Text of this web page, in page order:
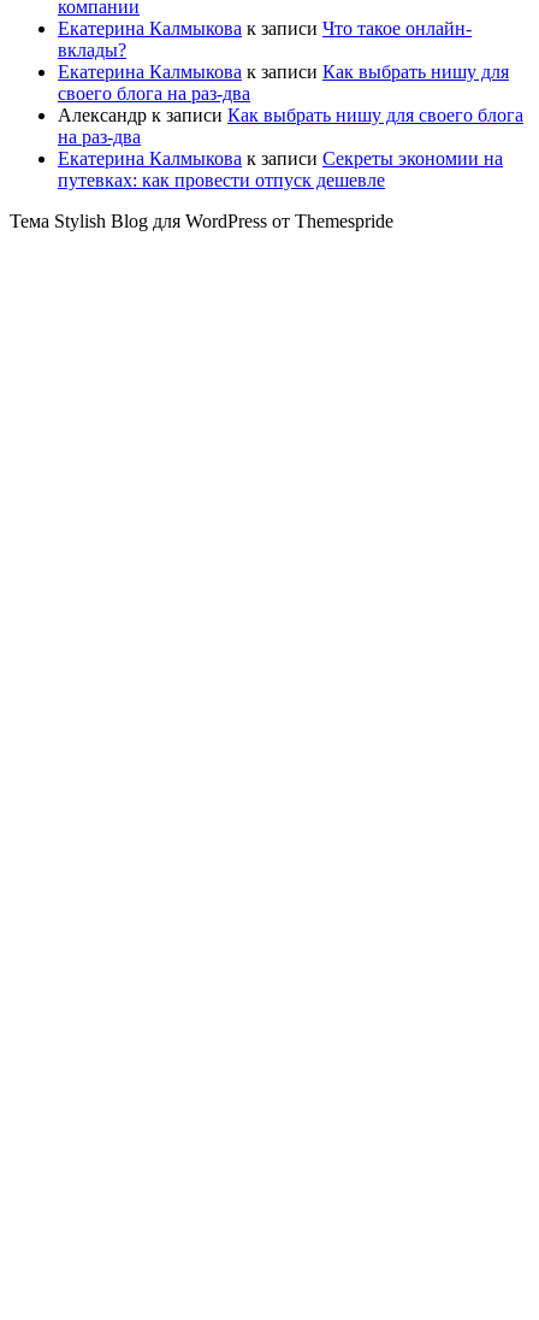
компании
Екатерина Калмыкова к записи Что такое онлайн-
вклады?
Екатерина Калмыкова к записи Как выбрать нишу для
своего блога на раз-два
Александр к записи Как выбрать нишу для своего блога
на раз-два
Екатерина Калмыкова к записи Секреты экономии на
путевках: как провести отпуск дешевле
Тема Stylish Blog для WordPress от Themespride